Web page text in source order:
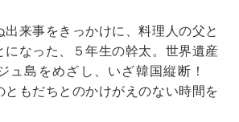
出来事をきっかけに、料理人の父と
になった、５年生の幹太。世界遺産
ュ島をめざし、いざ韓国縦断！
ともだちとのかけがえのない時間を